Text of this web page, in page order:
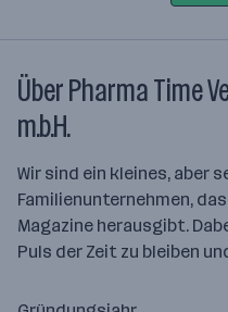
Über Pharma Time
m.b.H.
Wir sind ein kleines, aber
Familienunternehmen,
Magazine herausgibt.
Puls der Zeit zu bleiben